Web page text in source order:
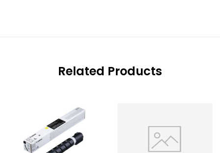
Related Products